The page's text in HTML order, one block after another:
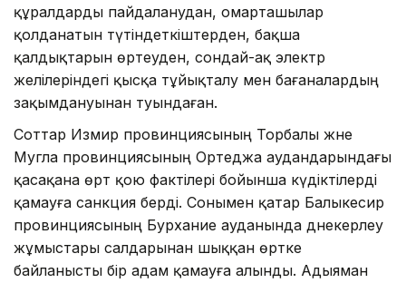
құралдарды пайдаланудан, омарташылар
қолданатын түтіндеткіштерден, бақша
қалдықтарын өртеуден, сондай-ақ электр
желілеріндегі қысқа тұйықталу мен бағаналардың
зақымдануынан туындаған.
Соттар Измир провинциясының Торбалы және
Мугла провинциясының Ортеджа аудандарындағы
қасақана өрт қою фактілері бойынша күдіктілерді
қамауға санкция берді. Сонымен қатар Балыкесир
провинциясының Бурхание ауданында дәнекерлеу
жұмыстары салдарынан шыққан өртке
байланысты бір адам қамауға алынды. Адыяман